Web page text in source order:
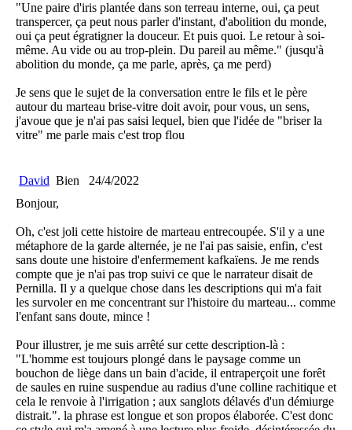
"Une paire d'iris plantée dans son terreau interne, oui, ça peut
transpercer, ça peut nous parler d'instant, d'abolition du monde,
oui ça peut égratigner la douceur. Et puis quoi. Le retour à soi-
même. Au vide ou au trop-plein. Du pareil au même." (jusqu'à
abolition du monde, ça me parle, après, ça me perd)
Je sens que le sujet de la conversation entre le fils et le père
autour du marteau brise-vitre doit avoir, pour vous, un sens,
j'avoue que je n'ai pas saisi lequel, bien que l'idée de "briser la
vitre" me parle mais c'est trop flou
David Bien
24/4/2022
Bonjour,
Oh, c'est joli cette histoire de marteau entrecoupée. S'il y a une
métaphore de la garde alternée, je ne l'ai pas saisie, enfin, c'est
sans doute une histoire d'enfermement kafkaïens. Je me rends
compte que je n'ai pas trop suivi ce que le narrateur disait de
Pernilla. Il y a quelque chose dans les descriptions qui m'a fait
les survoler en me concentrant sur l'histoire du marteau... comme
l'enfant sans doute, mince !
Pour illustrer, je me suis arrêté sur cette description-là :
"L'homme est toujours plongé dans le paysage comme un
bouchon de liège dans un bain d'acide, il entraperçoit une forêt
de saules en ruine suspendue au radius d'une colline rachitique et
cela le renvoie à l'irrigation ; aux sanglots délavés d'un démiurge
distrait.". la phrase est longue et son propos élaborée. C'est donc